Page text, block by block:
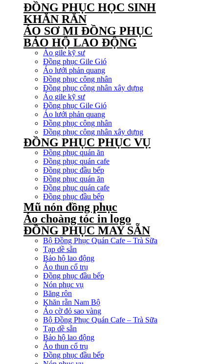
ĐỒNG PHỤC HỌC SINH
KHĂN RẰN
ÁO SƠ MI ĐỒNG PHỤC
BẢO HỘ LAO ĐỘNG
Áo gile kỹ sư
Đồng phục Gile Gió
Áo lưới phản quang
Đồng phục công nhân
Đồng phục công nhân xây dựng
Áo gile kỹ sư
Đồng phục Gile Gió
Áo lưới phản quang
Đồng phục công nhân
Đồng phục công nhân xây dựng
ĐỒNG PHỤC PHỤC VỤ
Đồng phục quán ăn
Đồng phục quán cafe
Đồng phục đầu bếp
Đồng phục quán ăn
Đồng phục quán cafe
Đồng phục đầu bếp
Mũ nón đồng phục
Áo choàng tóc in logo
ĐỒNG PHỤC MAY SẴN
Bộ Đồng Phục Quán Cafe – Trà Sữa
Tạp dề sẵn
Bảo hộ lao động
Áo thun cổ trụ
Đồng phục đầu bếp
Nón phục vụ
Băng rôn
Khăn rằn Nam Bộ
Áo cờ đỏ sao vàng
Bộ Đồng Phục Quán Cafe – Trà Sữa
Tạp dề sẵn
Bảo hộ lao động
Áo thun cổ trụ
Đồng phục đầu bếp